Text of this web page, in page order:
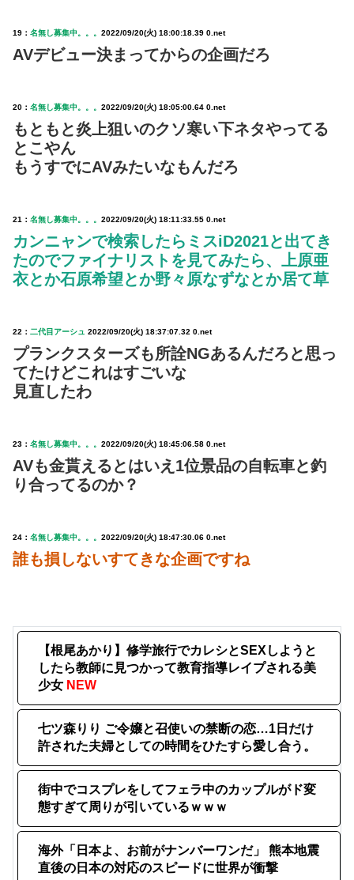
19： 名無し募集中。。。 2022/09/20(火) 18:00:18.39 0.net
AVデビュー決まってからの企画だろ
20： 名無し募集中。。。 2022/09/20(火) 18:05:00.64 0.net
もともと炎上狙いのクソ寒い下ネタやってる
とこやん
もうすでにAVみたいなもんだろ
21： 名無し募集中。。。 2022/09/20(火) 18:11:33.55 0.net
カンニャンで検索したらミスiD2021と出てき
たのでファイナリストを見てみたら、上原亜
衣とか石原希望とか野々原なずなとか居て草
22： 二代目アーシュ 2022/09/20(火) 18:37:07.32 0.net
プランクスターズも所詮NGあるんだろと思っ
てたけどこれはすごいな
見直したわ
23： 名無し募集中。。。 2022/09/20(火) 18:45:06.58 0.net
AVも金貰えるとはいえ1位景品の自転車と釣
り合ってるのか？
24： 名無し募集中。。。 2022/09/20(火) 18:47:30.06 0.net
誰も損しないすてきな企画ですね
【根尾あかり】修学旅行でカレシとSEXしようと
したら教師に見つかって教育指導レイプされる美
少女 NEW
七ツ森りり ご令嬢と召使いの禁断の恋…1日だけ
許された夫婦としての時間をひたすら愛し合う。
街中でコスプレをしてフェラ中のカップルがド変
態すぎて周りが引いているｗｗｗ
海外「日本よ、お前がナンバーワンだ」 熊本地震
直後の日本の対応のスピードに世界が衝撃